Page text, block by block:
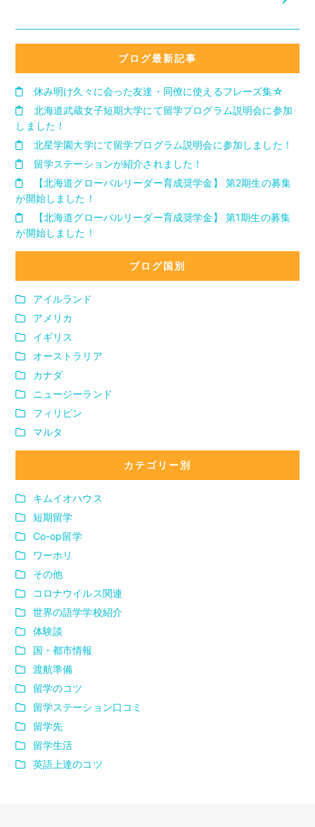
ブログ最新記事
休み明け久々に会った友達・同僚に使えるフレーズ集☆
北海道武蔵女子短期大学にて留学プログラム説明会に参加
しました！
北星学園大学にて留学プログラム説明会に参加しました！
留学ステーションが紹介されました！
【北海道グローバルリーダー育成奨学金】 第2期生の募集
が開始しました！
【北海道グローバルリーダー育成奨学金】 第1期生の募集
が開始しました！
ブログ国別
アイルランド
アメリカ
イギリス
オーストラリア
カナダ
ニュージーランド
フィリピン
マルタ
カテゴリー別
キムイオハウス
短期留学
Co-op留学
ワーホリ
その他
コロナウイルス関連
世界の語学学校紹介
体験談
国・都市情報
渡航準備
留学のコツ
留学ステーション口コミ
留学先
留学生活
英語上達のコツ